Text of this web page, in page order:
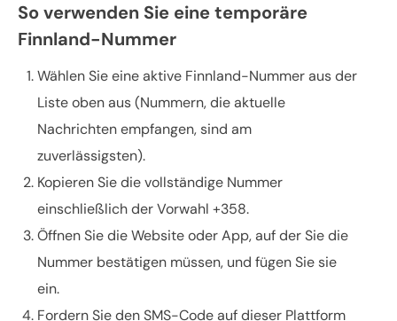
So verwenden Sie eine temporäre
Finnland-Nummer
Wählen Sie eine aktive Finnland-Nummer aus der
Liste oben aus (Nummern, die aktuelle
Nachrichten empfangen, sind am
zuverlässigsten).
Kopieren Sie die vollständige Nummer
einschließlich der Vorwahl +358.
Öffnen Sie die Website oder App, auf der Sie die
Nummer bestätigen müssen, und fügen Sie sie
ein.
Fordern Sie den SMS-Code auf dieser Plattform